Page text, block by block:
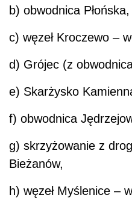
b) obwodnica Płońska,
c) węzeł Kroczewo –
d) Grójec (z
e) Skarżysko
f) obwodnica
g) skrzyżowanie z
Bieżanów,
h) węzeł Myślenice –